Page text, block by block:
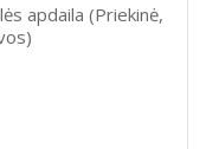
apdaila (Priekinė,